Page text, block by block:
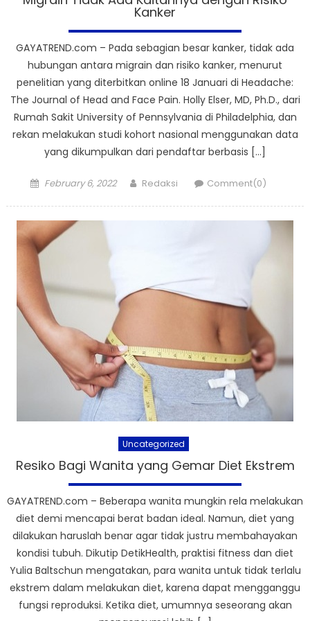
Kanker
GAYATREND.com – Pada sebagian besar kanker, tidak ada
hubungan antara migrain dan risiko kanker, menurut
penelitian yang diterbitkan online 18 Januari di Headache:
The Journal of Head and Face Pain. Holly Elser, MD, Ph.D., dari
Rumah Sakit University of Pennsylvania di Philadelphia, dan
rekan melakukan studi kohort nasional menggunakan data
yang dikumpulkan dari pendaftar berbasis […]
Posted
February 6, 2022 Author
Redaksi Comment(0)
Uncategorized
Resiko Bagi Wanita yang Gemar Diet Ekstrem
GAYATREND.com – Beberapa wanita mungkin rela melakukan
diet demi mencapai berat badan ideal. Namun, diet yang
dilakukan haruslah benar agar tidak justru membahayakan
kondisi tubuh. Dikutip DetikHealth, praktisi fitness dan diet
Yulia Baltschun mengatakan, para wanita untuk tidak terlalu
ekstrem dalam melakukan diet, karena dapat mengganggu
fungsi reproduksi. Ketika diet, umumnya seseorang akan